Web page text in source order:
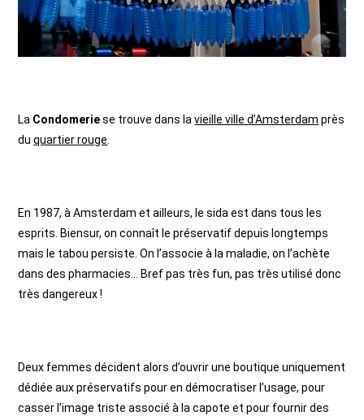
La Condomeriese trouve dans lavieille ville d’Amsterdam près
duquartier rouge.
En 1987, à Amsterdam et ailleurs, le sida est dans tous les
esprits. Biensur, on connaît le préservatif depuis longtemps
mais le tabou persiste. On l’associe à la maladie, on l’achète
dans des pharmacies… Bref pas très fun, pas très utilisé donc
très dangereux !
Deux femmes décident alors d’ouvrir une boutique uniquement
dédiée aux préservatifs pour en démocratiser l’usage, pour
casser l’image triste associé à la capote et pour fournir des